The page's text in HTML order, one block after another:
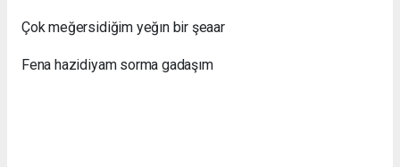
Çok meğersidiğim yeğın bir şeaar
Fena hazidiyam sorma gadaşım